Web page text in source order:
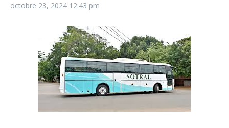
octobre 23, 2024 12:43 pm